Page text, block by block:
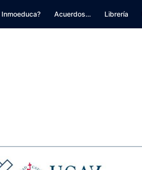
Inmoeduca? Acuerdos… Librería